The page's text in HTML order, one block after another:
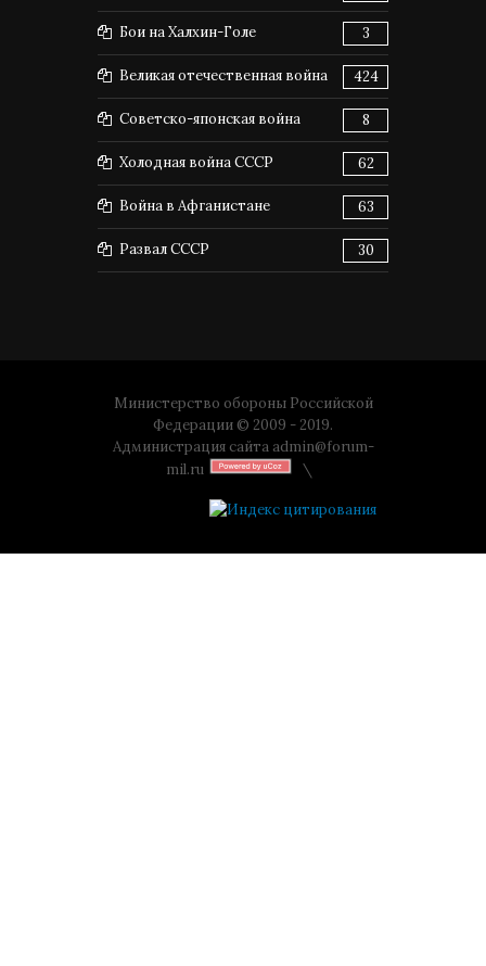
Бои на Халхин-Голе 3
Великая отечественная война 424
Советско-японская война 8
Холодная война СССР 62
Война в Афганистане 63
Развал СССР 30
Министерство обороны Российской
Федерации © 2009 - 2019.
Администрация сайта admin@forum-
mil.ru